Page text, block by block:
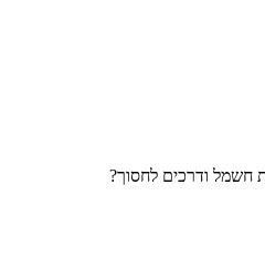
חשמל ודרכים לחסוך?